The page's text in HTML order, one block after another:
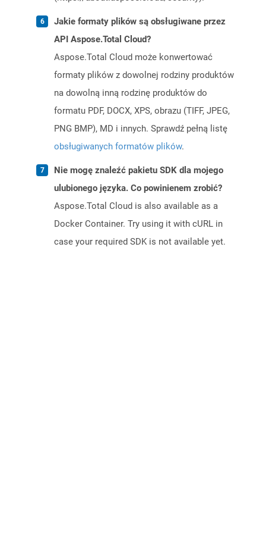
Jakie formaty plików są obsługiwane przez
API Aspose.Total Cloud?
Aspose.Total Cloud może konwertować
formaty plików z dowolnej rodziny produktów
na dowolną inną rodzinę produktów do
formatu PDF, DOCX, XPS, obrazu (TIFF, JPEG,
PNG BMP), MD i innych. Sprawdź pełną listę
obsługiwanych formatów plików.
Nie mogę znaleźć pakietu SDK dla mojego
ulubionego języka. Co powinienem zrobić?
Aspose.Total Cloud is also available as a
Docker Container. Try using it with cURL in
case your required SDK is not available yet.